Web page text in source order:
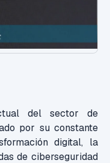
del sector de
por su constante
digital, la
de ciberseguridad